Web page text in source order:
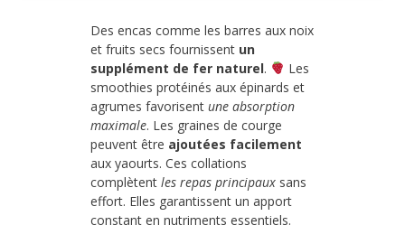
Des encas comme les barres aux noix
et fruits secs fournissent un
supplément de fer naturel.
Les
smoothies protéinés aux épinards et
agrumes favorisent une absorption
maximale. Les graines de courge
peuvent être ajoutées facilement
aux yaourts. Ces collations
complètent les repas principaux sans
effort. Elles garantissent un apport
constant en nutriments essentiels.